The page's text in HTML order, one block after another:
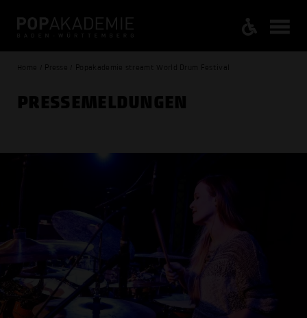
Home / Presse / Popakademie streamt World Drum Festival
PRESSE­MELDUNGEN